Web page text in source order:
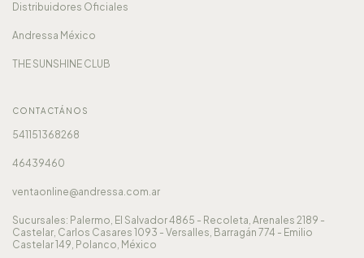
Distribuidores Oficiales
Andressa México
THE SUNSHINE CLUB
CONTACTÁNOS
541151368268
46439460
ventaonline@andressa.com.ar
Sucursales: Palermo, El Salvador 4865 - Recoleta, Arenales 2189 -
Castelar, Carlos Casares 1093 - Versalles, Barragán 774 - Emilio
Castelar 149, Polanco, México